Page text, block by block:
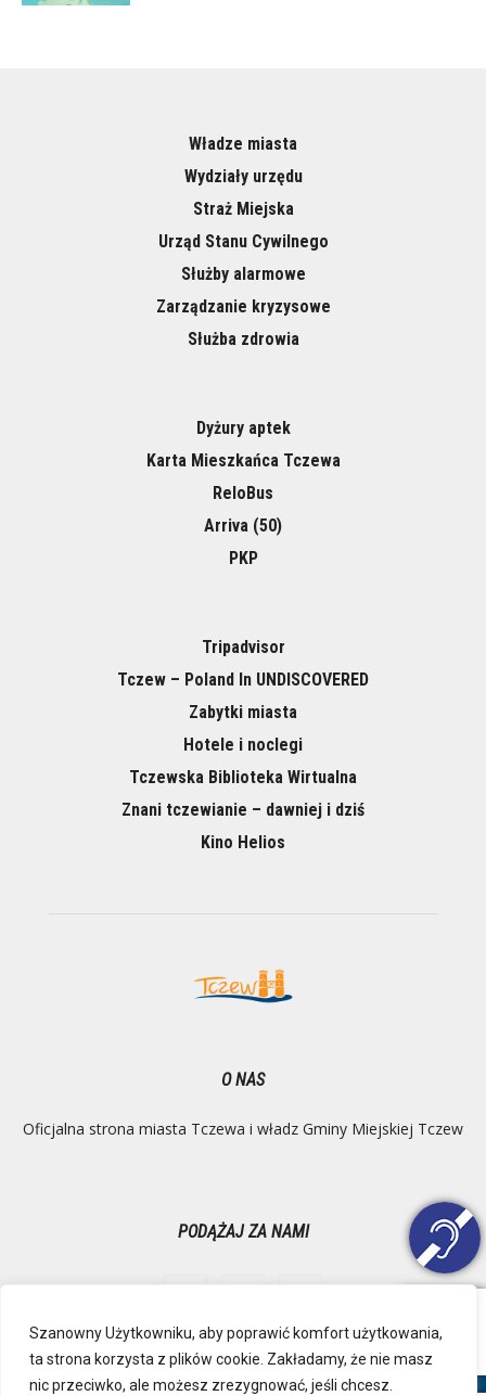
Szanowny Użytkowniku, aby poprawić komfort użytkowania,
ta strona korzysta z plików cookie. Zakładamy, że nie masz
nic przeciwko, ale możesz zrezygnować, jeśli chcesz.
Władze miasta
Wydziały urzędu
Straż Miejska
Urząd Stanu Cywilnego
Służby alarmowe
Zarządzanie kryzysowe
Służba zdrowia
Dyżury aptek
Karta Mieszkańca Tczewa
ReloBus
Arriva (50)
PKP
Tripadvisor
Tczew – Poland In UNDISCOVERED
Zabytki miasta
Hotele i noclegi
Tczewska Biblioteka Wirtualna
Znani tczewianie – dawniej i dziś
Kino Helios
O NAS
Oficjalna strona miasta Tczewa i władz Gminy Miejskiej Tczew
PODĄŻAJ ZA NAMI
Ochrona danych osobowych
Inspektor Danych Osobowych